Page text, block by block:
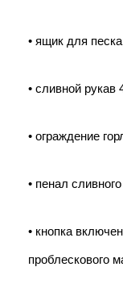
• ящик для
• сливной рукав
• ограждение
• пенал
• кнопка
проблескового